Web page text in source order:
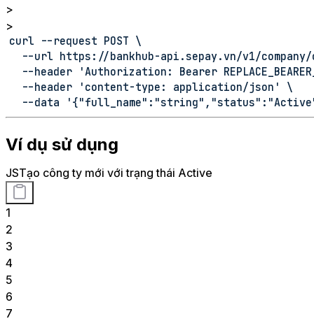
>
>
curl --request POST \
--url https://bankhub-api.sepay.vn/v1/
--header 'Authorization: Bearer
  --header 'content-type: application/json' \
--data
Ví dụ sử dụng
JSTạo công ty mới với trạng thái Active
1
2
3
4
5
6
7